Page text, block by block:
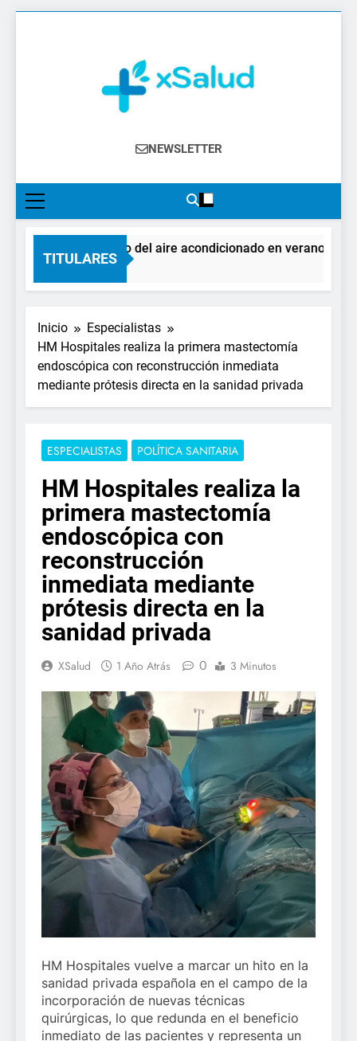
XSalud
Noticias Del Sector Salud. Congresos Y
Farmacéutica, Atención Primaria,
Especialistas, Farmacia, Etc…
NEWSLETTER
TITULARES
El impacto del aire acondicionado en verano:
1 Día Atrás
Inicio
Especialistas
HM Hospitales realiza la primera mastectomía
endoscópica con reconstrucción inmediata
mediante prótesis directa en la sanidad privada
ESPECIALISTAS POLÍTICA SANITARIA
HM Hospitales realiza la
primera mastectomía
endoscópica con
reconstrucción
inmediata mediante
prótesis directa en la
sanidad privada
XSalud 1 Año Atrás 0 3 Minutos
HM Hospitales vuelve a marcar un hito en la
sanidad privada española en el campo de la
incorporación de nuevas técnicas
quirúrgicas, lo que redunda en el beneficio
inmediato de las pacientes y representa un